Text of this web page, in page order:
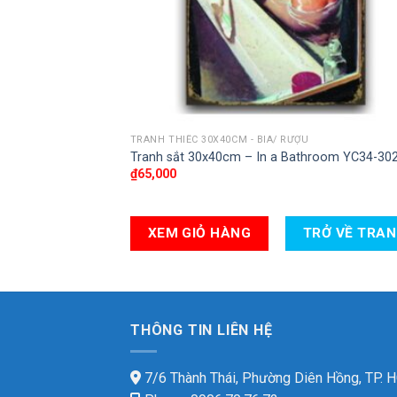
TRANH THIẾC 30X40CM - BIA/ RƯỢU
Tranh sắt 30x40cm – In a Bathroom YC34-
₫65,000
XEM GIỎ HÀNG TRỞ VỀ
THÔNG TIN LIÊN HỆ
7/6 Thành Thái, Phường Diên Hồng, TP.